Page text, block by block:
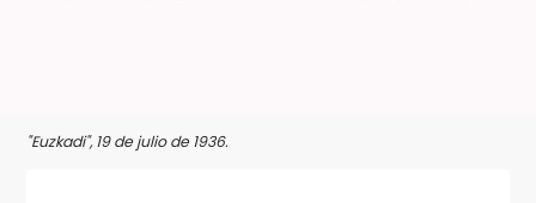
"Euzkadi", 19 de julio de 1936.